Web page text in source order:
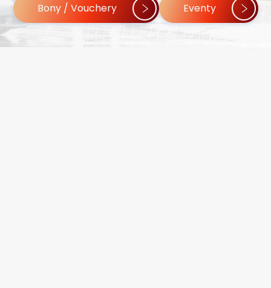
Bony / Vouchery Eventy